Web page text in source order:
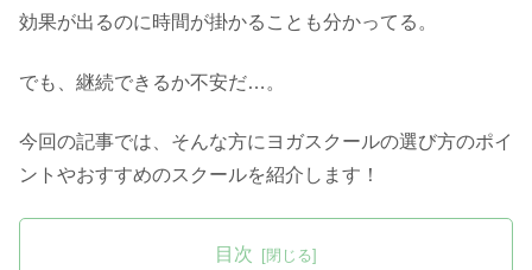
効果が出るのに時間が掛かることも分かってる。
でも、継続できるか不安だ…。
今回の記事では、そんな方にヨガスクールの選び方のポイ
ントやおすすめのスクールを紹介します！
目次